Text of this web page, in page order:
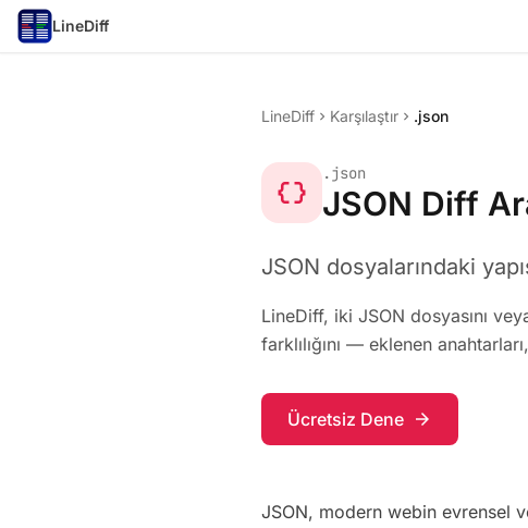
LineDiff
LineDiff chevron_right Karşılaştır chevron_right .json
data_object
.json
JSON Diff
JSON dosyalarındaki
LineDiff, iki JSON dosyasını
farklılığını — eklenen
Ücretsiz Dene arrow_forward
JSON, modern webin evrensel